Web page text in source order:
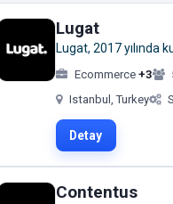
Lugat
Lugat, 2017 yılında
Ecommerce +3
Istanbul, Turkey
Detay
Contentus